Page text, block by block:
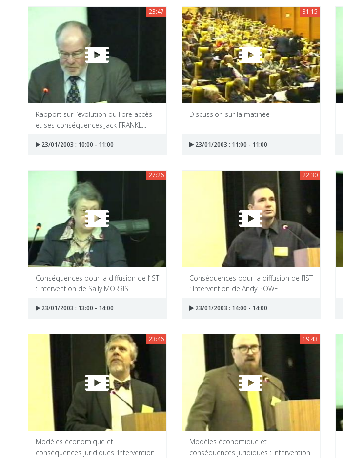
23:47
Rapport sur l’évolution du libre accès
et ses conséquences Jack FRANKL...
23/01/2003 : 10:00 - 11:00
31:15
Discussion sur la matinée
23/01/2003 : 11:00 - 11:00
27:26
Conséquences pour la diffusion de l’IST
: Intervention de Sally MORRIS
23/01/2003 : 13:00 - 14:00
22:30
Conséquences pour la diffusion de l’IST
: Intervention de Andy POWELL
23/01/2003 : 14:00 - 14:00
23:46
Modèles économique et
conséquences juridiques :Intervention
19:43
Modèles économique et
conséquences juridiques : Intervention